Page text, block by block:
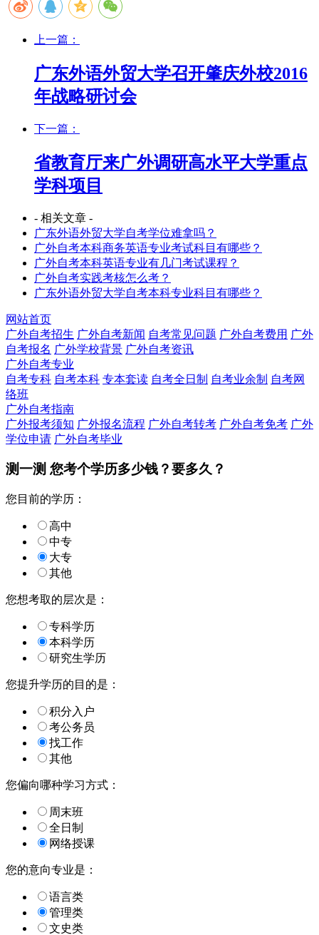
上一篇：
广东外语外贸大学召开肇庆外校2016
年战略研讨会
下一篇：
省教育厅来广外调研高水平大学重点
学科项目
- 相关文章 -
广东外语外贸大学自考学位难拿吗？
广外自考本科商务英语专业考试科目有哪些？
广外自考本科英语专业有几门考试课程？
广外自考实践考核怎么考？
广东外语外贸大学自考本科专业科目有哪些？
网站首页
广外自考招生 广外自考新闻 自考常见问题 广外自考费用 广外
自考报名 广外学校背景 广外自考资讯
广外自考专业
自考专科 自考本科 专本套读 自考全日制 自考业余制 自考网
络班
广外自考指南
广外报考须知 广外报名流程 广外自考转考 广外自考免考 广外
学位申请 广外自考毕业
测一测 您考个学历多少钱？要多久？
您目前的学历：
高中
中专
大专
其他
您想考取的层次是：
专科学历
本科学历
研究生学历
您提升学历的目的是：
积分入户
考公务员
找工作
其他
您偏向哪种学习方式：
周末班
全日制
网络授课
您的意向专业是：
语言类
管理类
文史类